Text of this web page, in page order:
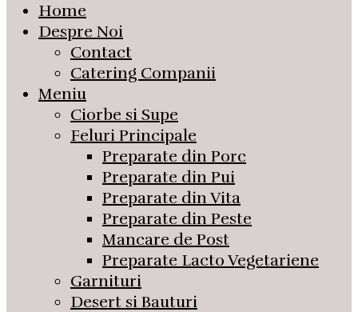
Home
Despre Noi
Contact
Catering Companii
Meniu
Ciorbe si Supe
Feluri Principale
Preparate din Porc
Preparate din Pui
Preparate din Vita
Preparate din Peste
Mancare de Post
Preparate Lacto Vegetariene
Garnituri
Desert si Bauturi